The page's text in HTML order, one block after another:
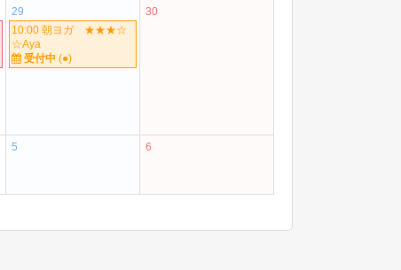
29
10:00 朝ヨガ ★★★☆
☆Aya
受付中 (●)
30
5 6